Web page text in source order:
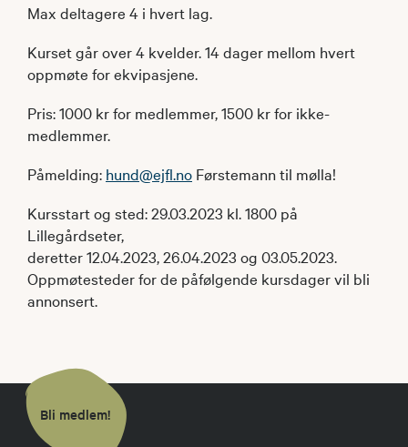
Max deltagere 4 i hvert lag.
Kurset går over 4 kvelder. 14 dager mellom hvert
oppmøte for ekvipasjene.
Pris: 1000 kr for medlemmer, 1500 kr for ikke-
medlemmer.
Påmelding: hund@ejfl.no Førstemann til mølla!
Kursstart og sted: 29.03.2023 kl. 1800 på
Lillegårdseter,
deretter 12.04.2023, 26.04.2023 og 03.05.2023.
Oppmøtesteder for de påfølgende kursdager vil bli
annonsert.
Bli medlem!